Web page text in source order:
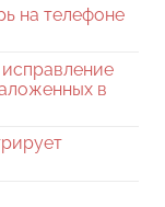
на телефоне
в